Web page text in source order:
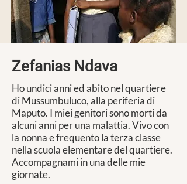
Zefanias Ndava
Ho undici anni ed abito nel quartiere
di Mussumbuluco, alla periferia di
Maputo. I miei genitori sono morti da
alcuni anni per una malattia. Vivo con
la nonna e frequento la terza classe
nella scuola elementare del quartiere.
Accompagnami in una delle mie
giornate.